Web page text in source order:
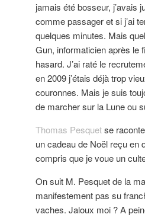
jamais été bosseur, j’avais
comme passager et si j’ai
quelques minutes. Mais
Gun, informaticien après le
hasard. J’ai raté le
en 2009 j’étais déjà trop
couronnes. Mais je suis
de marcher sur la Lune ou
Thomas Pesquetse
un cadeau de Noël reçu en
compris que je voue un
On suit M. Pesquet de la
manifestement pas su
vaches. Jaloux moi ? A